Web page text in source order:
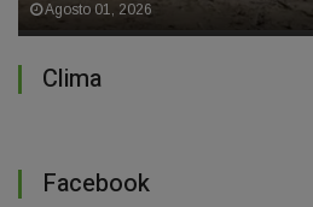
Agosto 01, 2026
Clima
Facebook